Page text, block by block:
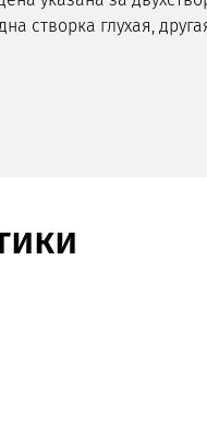
створка глухая,